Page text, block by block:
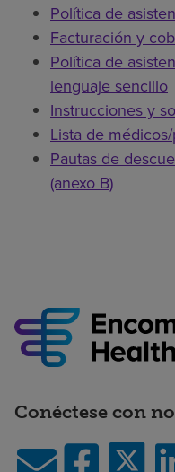
Política de
Facturación y
Política de
lenguaje sencillo
Instrucciones y
Lista de
Pautas de
(anexo B)
Conéctese con